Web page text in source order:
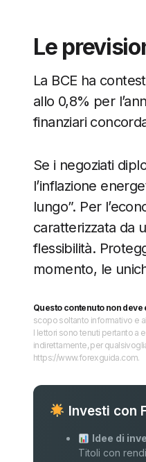
Le
La BCE ha
allo 0,8% per
finanziari
Se i negoziati
l’inflazione
lungo”. Per
caratterizzata da
flessibilità.
momento, le
Questo contenuto non
scopo soltanto informativo e
I lettori sono tenuti pertanto a
indirettamente, per
https://www.forexguida.com.
Investi con
Idee di
Titoli con